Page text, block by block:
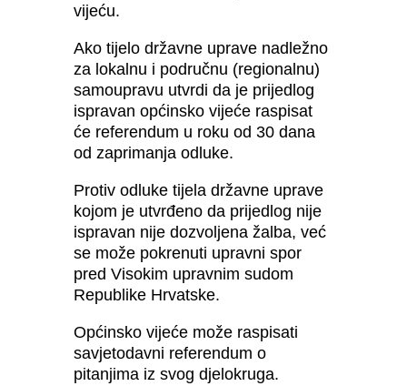
vijeću.
Ako tijelo državne uprave nadležno
za lokalnu i područnu (regionalnu)
samoupravu utvrdi da je prijedlog
ispravan općinsko vijeće raspisat
će referendum u roku od 30 dana
od zaprimanja odluke.
Protiv odluke tijela državne uprave
kojom je utvrđeno da prijedlog nije
ispravan nije dozvoljena žalba, već
se može pokrenuti upravni spor
pred Visokim upravnim sudom
Republike Hrvatske.
Općinsko vijeće može raspisati
savjetodavni referendum o
pitanjima iz svog djelokruga.